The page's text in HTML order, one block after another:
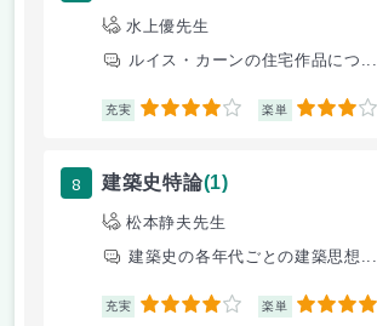
水上優先生
ルイス・カーンの住宅作品につ...
充実 4 楽単 3
8 建築史特論(1)
松本静夫先生
建築史の各年代ごとの建築思想...
充実 4 楽単 5